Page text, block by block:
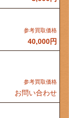
40,000円
お問い合わせ